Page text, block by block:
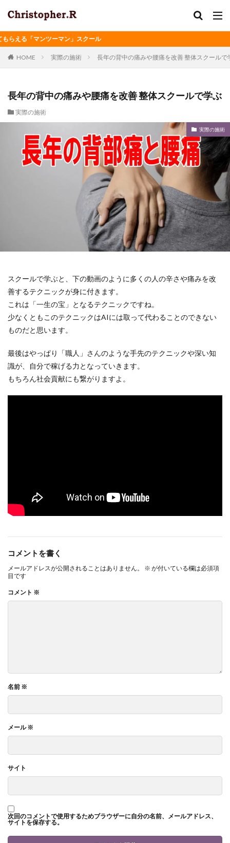
る「マンツーマン」スクール
HOME 実際の施術 長年の背中の痛みや腰痛を改善 整体スクールで
長年の背中の痛みや腰痛を改善 整体スクールで学ぶ
実際の施術
実際の施術
スクールで学ぶと、下の動画のように多くの人の辛さや痛みを改
善するテクニックが身に付きます。
これは「一生の宝」となるテクニックですね。
少なくともこのテクニックはAIには取って代わることのできない
ものだと思います。
最後はやっぱり「職人」さんのような手先のテクニックや深い知
識が、自分で稼げる力となっていきます。
もちろん社会貢献にも繋がりますよ。
コメントを書く
メールアドレスが公開されることはありません。 ※ が付いている欄は必須項
目です
コメント ※
名前 ※
メール※
サイト
次回のコメントで使用するためブラウザーに自分の名前、メールアドレス、
サイトを保存する。